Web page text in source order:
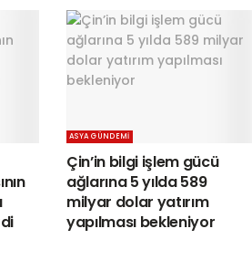
ASYA GÜNDEMI
Çin’in bilgi işlem gücü
ağlarına 5 yılda 589
milyar dolar yatırım
yapılması bekleniyor